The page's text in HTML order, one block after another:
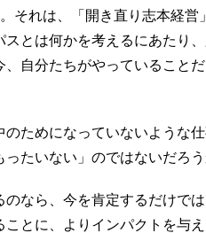
それは、「開き直り志本経営
とは何かを考えるにあたり
自分たちがやっていること
ためになっていないような
たいない」のではないだろう
なら、今を肯定するだけで
ことに、よりインパクトを与